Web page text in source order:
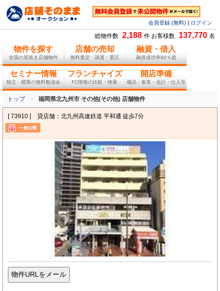
会員登録 (無料) ログイン
総物件数 2,188 件 お客様数 137,770 名
物件を探す
全国の居抜き店舗物件
店舗の売却
無料査定・譲渡・委託
融資・借入
融資成功率90％超
セミナー情報
独立・開業の無料勉強会
フランチャイズ
FC情報の比較・検索
開店準備
備品・集客・会計・仕入等
トップ 福岡県北九州市 その他(その他) 店舗物件
[ 73910 ] 貸店舗：北九州高速鉄道 平和通 徒歩7分